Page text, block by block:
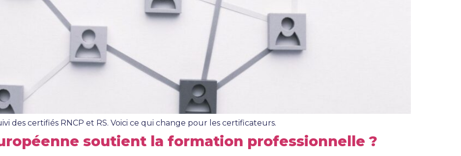
des certifiés RNCP et RS. Voici ce qui change pour les certificateurs.
soutient la formation professionnelle ?